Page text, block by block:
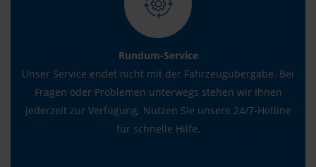
Rundum-Service
Unser Service endet nicht mit der Fahrzeugübergabe. Bei
Fragen oder Problemen unterwegs stehen wir Ihnen
jederzeit zur Verfügung. Nutzen Sie unsere 24/7-Hotline
für schnelle Hilfe.